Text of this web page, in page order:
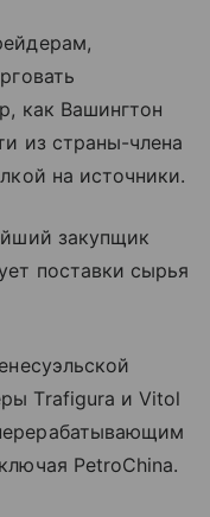
как Вашингтон
из страны-члена
на источники.
закупщик
поставки сырья
Trafigura и Vitol
PetroChina.